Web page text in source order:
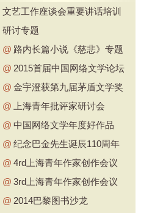
文艺工作座谈会重要讲话培训
研讨专题
@ 路内长篇小说《慈悲》专题
@ 2015首届中国网络文学论坛
@ 金宇澄获第九届茅盾文学奖
@
上海青年批评家研讨会
@ 中国网络文学年度好作品
@ 纪念巴金先生诞辰110周年
@ 4rd上海青年作家创作会议
@ 3rd上海青年作家创作会议
@ 2014巴黎图书沙龙